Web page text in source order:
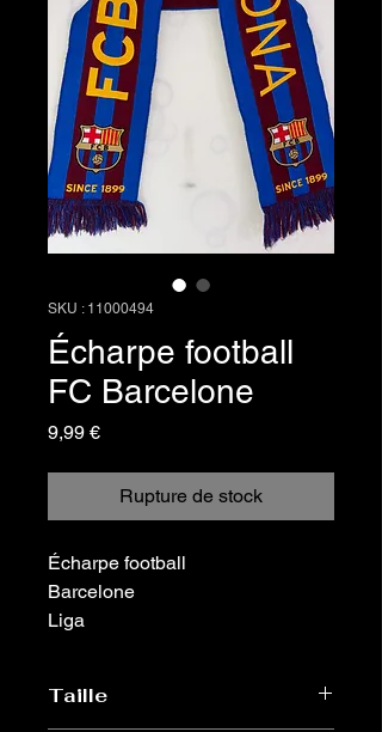
SKU : 11000494
Écharpe football
FC Barcelone
9,99 €Prix
Rupture de stock
Écharpe football
Barcelone
Liga
Taille